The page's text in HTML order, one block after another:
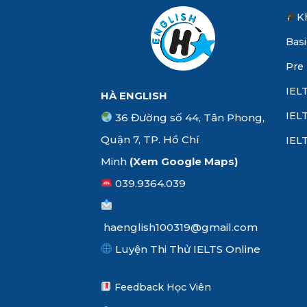
HÀ ENGLISH
36 Đường số 44, Tân Phong,
Quận 7, TP. Hồ Chí
Minh (Xem Google Maps)
039.9364.039
haenglish100319@gmail.com
Luyện Thi Thử IELTS Online
Feedback Học Viên
Pre